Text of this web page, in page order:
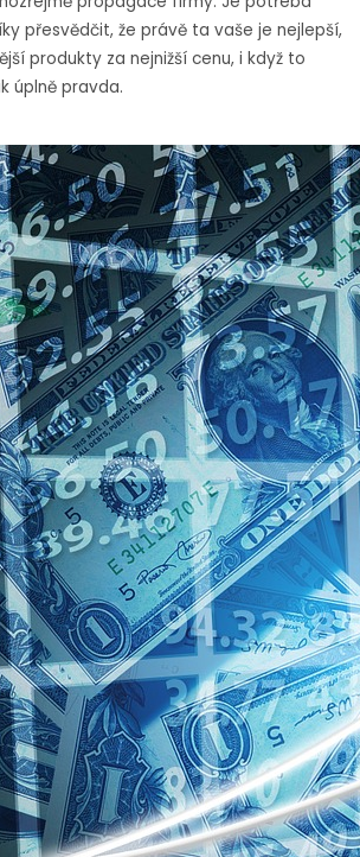
přesvědčit, že právě ta vaše je nejlepší,
produkty za nejnižší cenu, i když to
úplně pravda.